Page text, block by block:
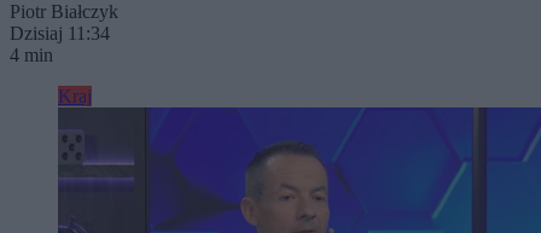
Piotr Białczyk
Dzisiaj 11:34
4 min
Kraj